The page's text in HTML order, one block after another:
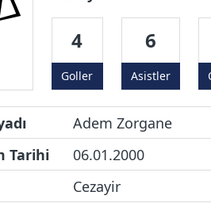
4
Goller
6
Asistler
Adem Zorgane
Tarihi
06.01.2000
Cezayir